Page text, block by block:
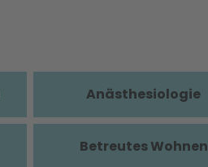
Anästhesiologie
Betreutes Wohnen